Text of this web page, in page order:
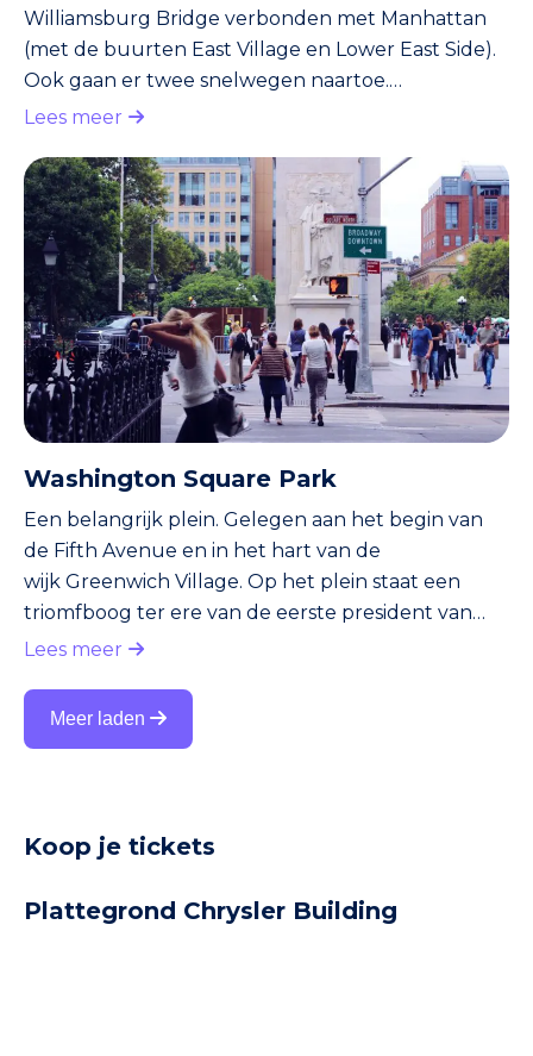
Williamsburg Bridge verbonden met Manhattan
(met de buurten East Village en Lower East Side).
Ook gaan er twee snelwegen naartoe.
Williamburg is zeker de laatste jaren uitgegroeid
kunstenaars die geen appartement in Manhattan
kunnen betalen. In Williamsburg vind je – naast
kunstgaleries – veel bars en restaurants.
Lees meer
Washington Square Park
Een belangrijk plein. Gelegen aan het begin van
de Fifth Avenue en in het hart van de
wijk Greenwich Village. Op het plein staat een
triomfboog ter ere van de eerste president van
Amerika, George Washington. Het Washington
de jaren zestig van de vorige eeuw een
ontmoetingsplaats voor hippies. Verder zong
Lees meer
Meer laden
Koop je tickets
Plattegrond Chrysler Building